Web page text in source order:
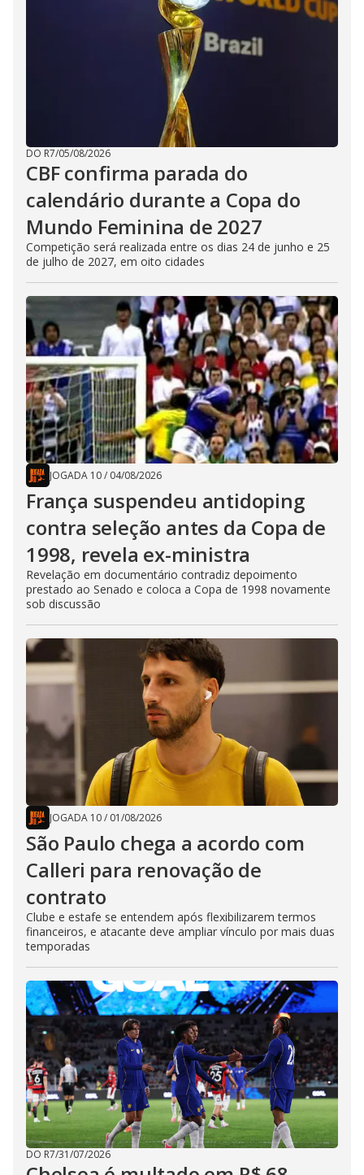
DO R7/05/08/2026
CBF confirma parada do
calendário durante a Copa do
Mundo Feminina de 2027
Competição será realizada entre os dias 24 de junho e 25
de julho de 2027, em oito cidades
JOGADA 10/ 04/08/2026
França suspendeu antidoping
contra seleção antes da Copa de
1998, revela ex-ministra
Revelação em documentário contradiz depoimento
prestado ao Senado e coloca a Copa de 1998 novamente
sob discussão
JOGADA 10/ 01/08/2026
São Paulo chega a acordo com
Calleri para renovação de
contrato
Clube e estafe se entendem após flexibilizarem termos
financeiros, e atacante deve ampliar vínculo por mais duas
temporadas
DO R7/31/07/2026